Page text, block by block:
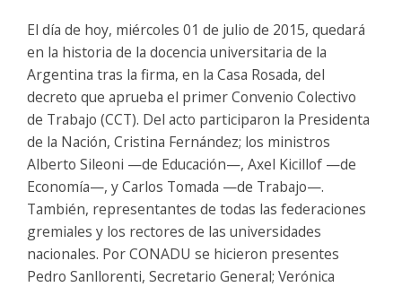
El día de hoy, miércoles 01 de julio de 2015, quedará
en la historia de la docencia universitaria de la
Argentina tras la firma, en la Casa Rosada, del
decreto que aprueba el primer Convenio Colectivo
de Trabajo (CCT). Del acto participaron la Presidenta
de la Nación, Cristina Fernández; los ministros
Alberto Sileoni —de Educación—, Axel Kicillof —de
Economía—, y Carlos Tomada —de Trabajo—.
También, representantes de todas las federaciones
gremiales y los rectores de las universidades
nacionales. Por CONADU se hicieron presentes
Pedro Sanllorenti, Secretario General; Verónica